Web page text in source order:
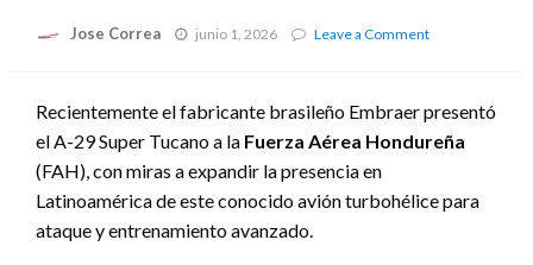
Jose Correa junio 1, 2026 Leave a Commenton
la
Fuerza
el
Recientemente el fabricante brasileño Embraer presentó
el A-29 Super Tucano a la Fuerza Aérea Hondureña
(FAH), con miras a expandir la presencia en
Latinoamérica de este conocido avión turbohélice para
ataque y entrenamiento avanzado.